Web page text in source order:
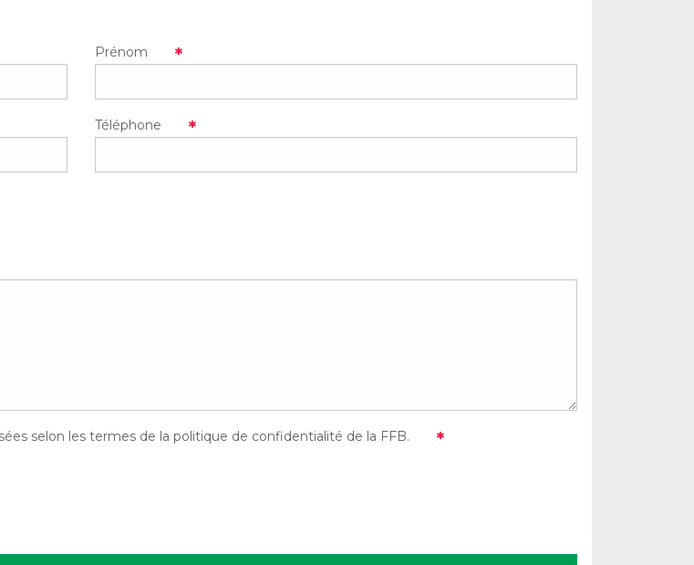
Prénom
Téléphone
selon les termes de la politique de confidentialité de la FFB.